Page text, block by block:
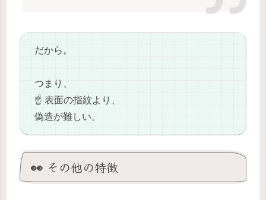
だから。
つまり、
☝️ 表面の指紋より、
偽造が難しい。
👀 その他の特徴